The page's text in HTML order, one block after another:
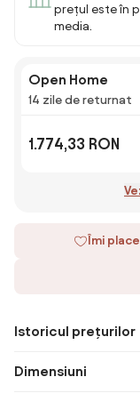
prețul este în
media.
Open Home
14 zile de returnat
1.774,33 RON
Îmi place
Istoricul prețurilor
Dimensiuni